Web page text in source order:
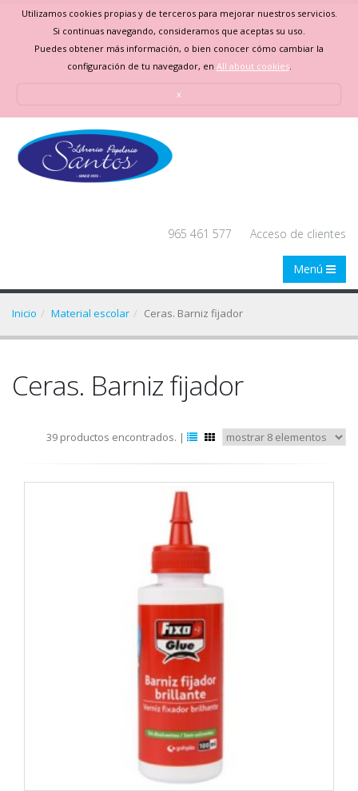
Utilizamos cookies propias y de terceros para mejorar nuestros servicios.
Si continuas navegando, consideramos que aceptas su uso.
Puedes obtener más información, o bien conocer cómo cambiar la
configuración de tu navegador, en All about cookies.
x
965 461 577 Acceso de clientes
Menú
Inicio Material escolar Ceras. Barniz fijador
Ceras. Barniz fijador
39 productos encontrados. |